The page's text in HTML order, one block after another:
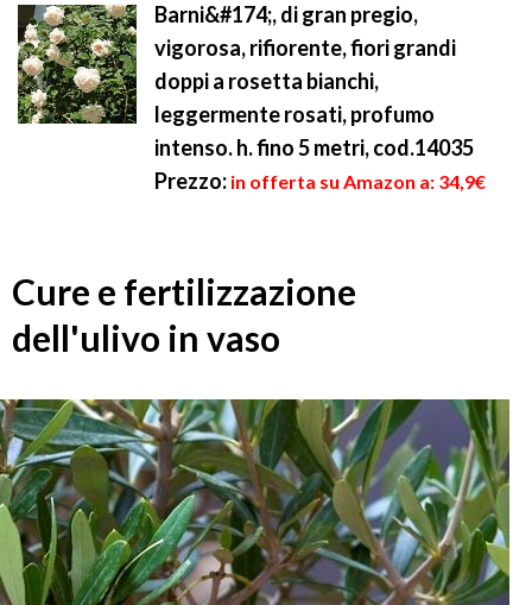
Barni&#174;, di gran pregio,
vigorosa, rifiorente, fiori grandi
doppi a rosetta bianchi,
leggermente rosati, profumo
intenso. h. fino 5 metri, cod.14035
Prezzo: in offerta su Amazon a: 34,9€
Cure e fertilizzazione
dell'ulivo in vaso